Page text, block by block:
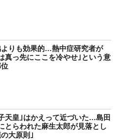
りも効果的…熱中症研究者が
真っ先にここを冷やせ｣という意
天皇｣はかえって近づいた…島田
とらわれた麻生太郎が見落とし
大原則｣